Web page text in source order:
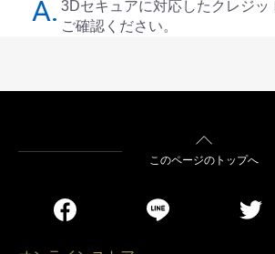
3Dセキュアに対応したクレジッ
ご確認ください。
このページのトップへ